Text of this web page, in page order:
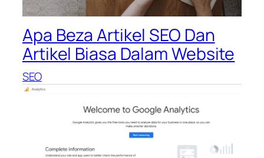
Apa Beza Artikel SEO Dan
Artikel Biasa Dalam Website
SEO